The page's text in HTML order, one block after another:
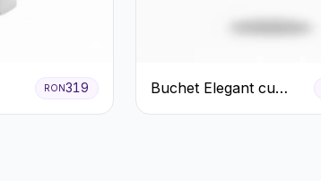
RON319
Buchet Elegant cu
Garoafe Albe și